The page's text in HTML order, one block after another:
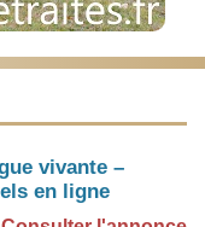
vivante –
en ligne